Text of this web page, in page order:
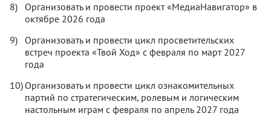
Организовать и провести проект «МедиаНавигатор» в
октябре 2026 года
Организовать и провести цикл просветительских
встреч проекта «Твой Ход» с февраля по март 2027
года
Организовать и провести цикл ознакомительных
партий по стратегическим, ролевым и логическим
настольным играм с февраля по апрель 2027 года